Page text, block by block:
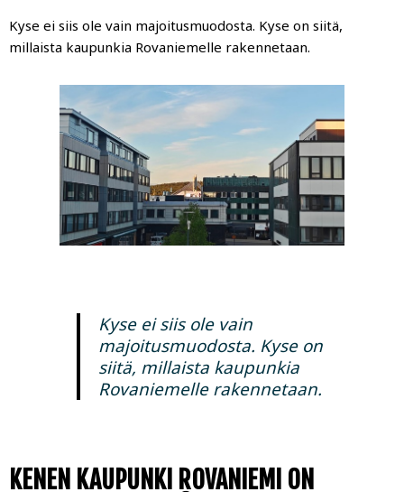
Kyse ei siis ole vain majoitusmuodosta. Kyse on siitä,
millaista kaupunkia Rovaniemelle rakennetaan.
Kyse ei siis ole vain
majoitusmuodosta. Kyse on
siitä, millaista kaupunkia
Rovaniemelle rakennetaan.
KENEN KAUPUNKI ROVANIEMI ON